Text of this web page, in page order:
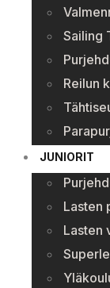
Sailing
Reilun
JUNIORIT
Lasten
Lasten